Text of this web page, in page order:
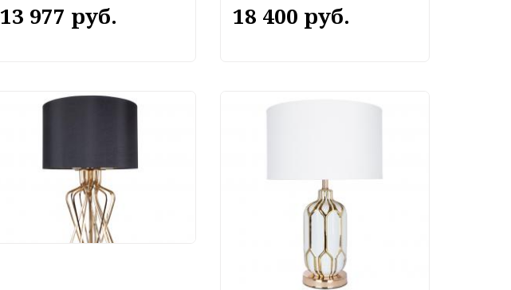
13 977 руб. 18 400 руб.
Настольный светильник
Arte Lamp Fire A4032LT-
25 990 руб.